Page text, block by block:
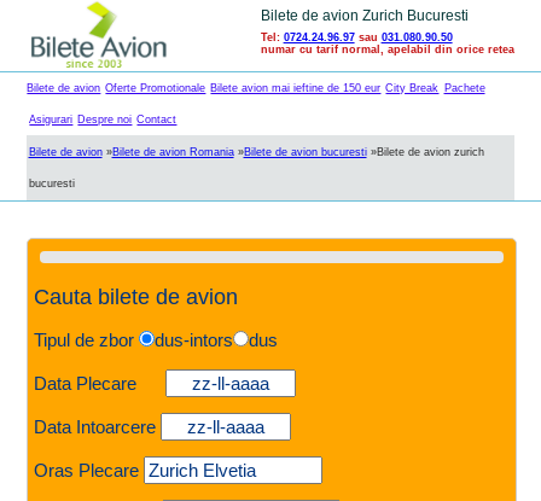
Bilete de avion Zurich Bucuresti
Tel: 0724.24.96.97sau 031.080.90.50
numar cu tarif normal, apelabil din orice retea
Bilete de avion Oferte Promotionale Bilete avion mai ieftine de 150 eur City Break Pachete
Asigurari Despre noi Contact
Bilete de avion»Bilete de avion Romania»Bilete de avion bucuresti»Bilete de avion zurich
bucuresti
Cauta bilete de avion
Tipul de zbor dus-intors dus
Data Plecare
Data Intoarcere
Oras Plecare